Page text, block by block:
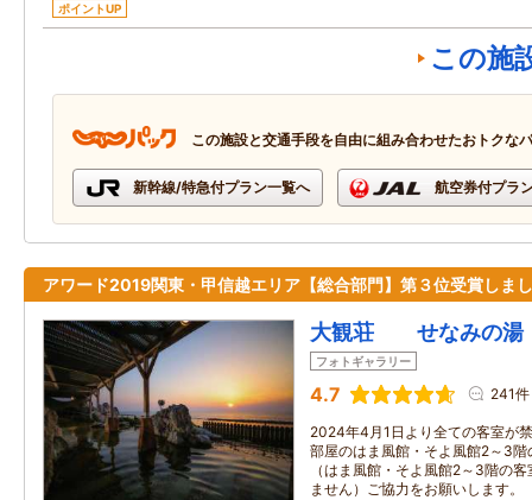
ポイントUP
この施
この施設と交通手段を自由に組み合わせたおトクな
新幹線/特急付プラン一覧へ 航空券付プラ
アワード2019関東・甲信越エリア【総合部門】第３位受賞しま
大観荘 せなみの湯
フォトギャラリー
4.7 241件
2024年4月1日より全ての客室が
部屋のはま風館・そよ風館2～3
（はま風館・そよ風館2～3階の
ません）ご協力をお願いします。